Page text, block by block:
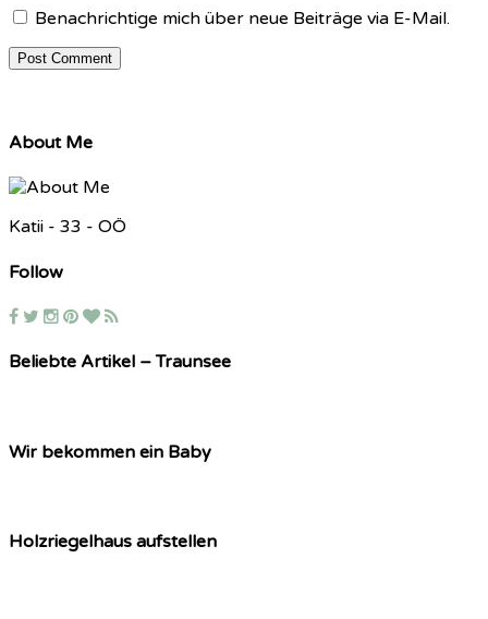
Benachrichtige mich über neue Beiträge via E-Mail.
About Me
Katii - 33 - OÖ
Follow
Beliebte Artikel – Traunsee
Wir bekommen ein Baby
Holzriegelhaus aufstellen